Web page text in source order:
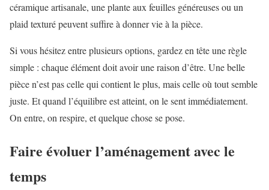
céramique artisanale, une plante aux feuilles généreuses ou un
plaid texturé peuvent suffire à donner vie à la pièce.
Si vous hésitez entre plusieurs options, gardez en tête une règle
simple : chaque élément doit avoir une raison d’être. Une belle
pièce n’est pas celle qui contient le plus, mais celle où tout semble
juste. Et quand l’équilibre est atteint, on le sent immédiatement.
On entre, on respire, et quelque chose se pose.
Faire évoluer l’aménagement avec le
temps